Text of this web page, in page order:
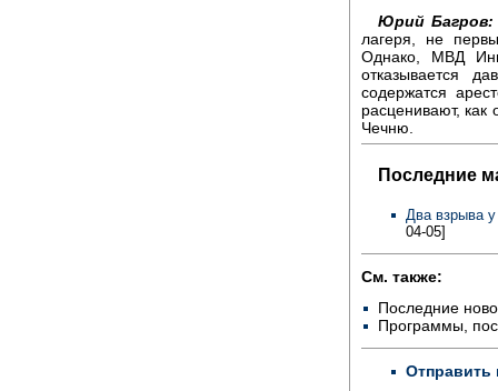
Юрий Багров:
лагеря, не
Однако, МВД
отказывается
содержатся
расценивают, как
Чечню.
Последние
Два взрыва
04-05]
См. также:
Последние
Программы,
Отправить